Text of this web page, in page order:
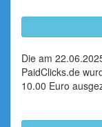
Die am
PaidClicks.de
10.00 Euro